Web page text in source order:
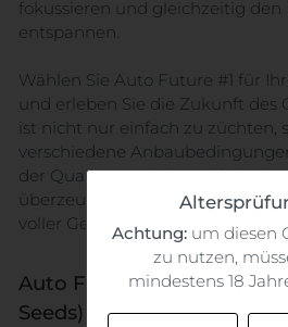
fokussieren und gleichzeitig den
entspannen.
Wählen Sie Auto Future #1 für
und erleben Sie die Zukunft des
ist nicht nur einfach zu züchten,
verschiedene
der Qualität und der Vielfalt, die
überzeugen und genießen Sie
voller Geschmack und Potenz!
Auto Future #1 (Anesia
Seeds) Datenblatt
Achtung: um diesen
zu nutzen,
mindestens 18